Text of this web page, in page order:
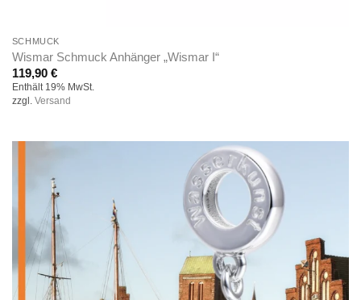
SCHMUCK
Wismar Schmuck Anhänger „Wismar I“
119,90 €
Enthält 19% MwSt.
zzgl. Versand